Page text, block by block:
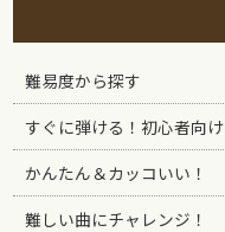
難易度から探す
すぐに弾ける！初心者向け
かんたん＆カッコいい！
難しい曲にチャレンジ！